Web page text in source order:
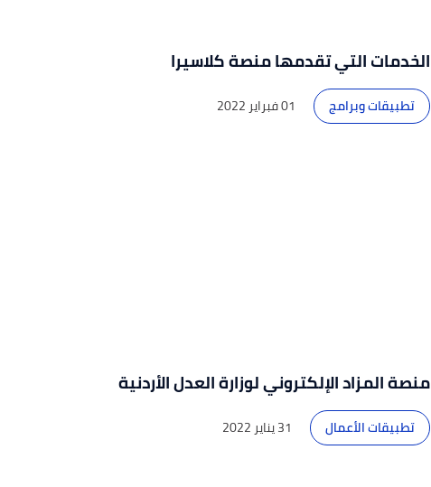
الخدمات التي تقدمها منصة كلاسيرا
تطبيقات وبرامج 01 فبراير 2022
منصة المزاد الإلكتروني لوزارة العدل الأردنية
تطبيقات الأعمال 31 يناير 2022